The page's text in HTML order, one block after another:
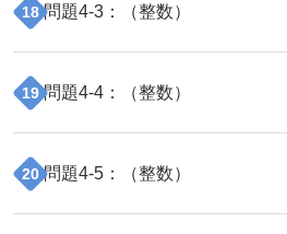
18 問題4-3 ：（整数）
19 問題4-4 ：（整数）
20 問題4-5 ：（整数）